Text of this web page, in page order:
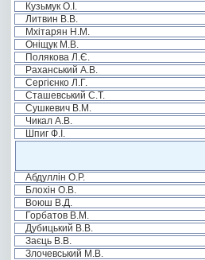
Кузьмук О.І.
Литвин В.В.
Мхітарян Н.М.
Оніщук М.В.
Полякова Л.Є.
Раханський А.В.
Сергієнко Л.Г.
Сташевський С.Т.
Сушкевич В.М.
Чикал А.В.
Шпиг Ф.І.
Абдуллін О.Р.
Блохін О.В.
Воюш В.Д.
Горбатов В.М.
Дубицький В.В.
Заєць В.В.
Злочевський М.В.